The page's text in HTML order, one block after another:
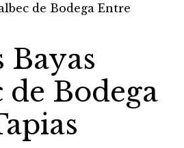
de Bodega Entre
Bayas
de Bodega